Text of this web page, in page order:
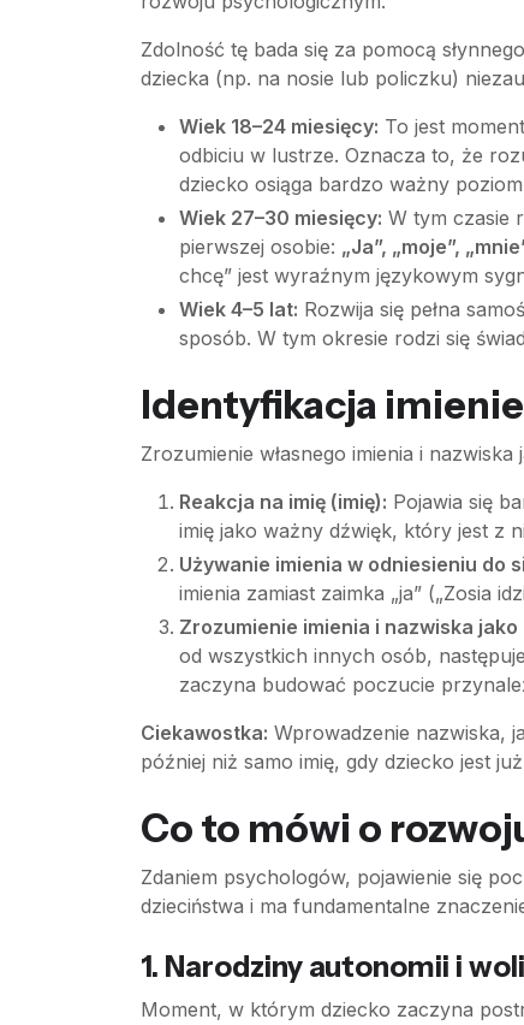
Zdolność tę bada się za pomocą słynnego
dziecka (np. na nosie lub policzku)
Wiek 18–24 miesięcy: To jest
odbiciu w lustrze. Oznacza to, że
dziecko osiąga bardzo ważny poziom
Wiek 27–30 miesięcy: W tym czasie
pierwszej osobie: „Ja”, „moje”,
chcę” jest wyraźnym językowym
Wiek 4–5 lat: Rozwija się pełna
sposób. W tym okresie rodzi się
Identyfikacja
Zrozumienie własnego imienia i
Reakcja na imię (imię): Pojawia się
imię jako ważny dźwięk, który jest z
Używanie imienia w odniesieniu do
imienia zamiast zaimka „ja” („Zosia
Zrozumienie imienia i nazwiska
od wszystkich innych osób,
zaczyna budować poczucie
Ciekawostka: Wprowadzenie nazwiska,
później niż samo imię, gdy dziecko jest
Co to mówi o
Zdaniem psychologów, pojawienie się
dzieciństwa i ma fundamentalne
1. Narodziny autonomii i woli
Moment, w którym dziecko zaczyna